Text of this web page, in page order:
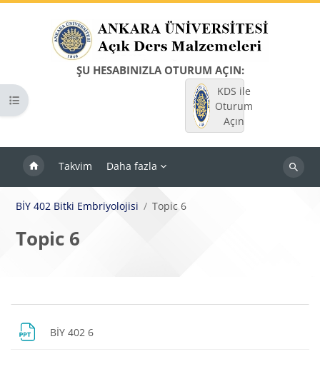
ŞU HESABINIZLA OTURUM AÇIN:
KDS ile
Oturum
Açın
Takvim Daha fazla
Dersleri
Kurs dizinini aç
BİY 402 Bitki Embriyolojisi Topic 6
Topic 6
Bloklar
Bölüm anahatları
BİY 402 6